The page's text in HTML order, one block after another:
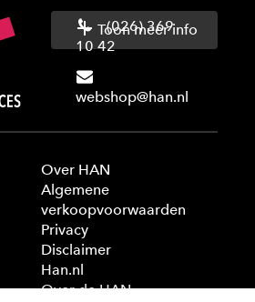
(026) 369
10 42
webshop@han.nl
Toon meer info
Over HAN
Algemene
verkoopvoorwaarden
Privacy
Disclaimer
Han.nl
Over de HAN